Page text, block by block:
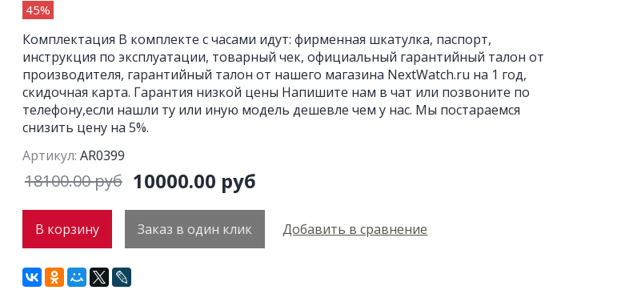
45%
Комплектация В комплекте с часами идут: фирменная шкатулка, паспорт,
инструкция по эксплуатации, товарный чек, официальный гарантийный талон от
производителя, гарантийный талон от нашего магазина NextWatch.ru на 1 год,
скидочная карта. Гарантия низкой цены Напишите нам в чат или позвоните по
телефону,если нашли ту или иную модель дешевле чем у нас. Мы постараемся
снизить цену на 5%.
Артикул: AR0399
18100.00 руб 10000.00 руб
В корзину Заказ в один клик Добавить в сравнение